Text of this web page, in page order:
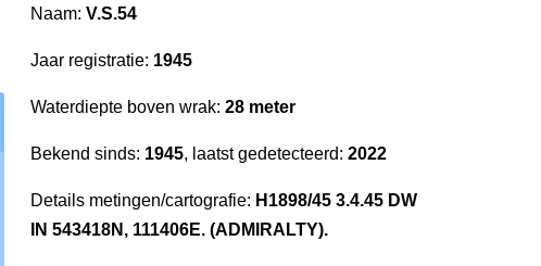
Naam: V.S.54
Jaar registratie: 1945
Waterdiepte boven wrak: 28 meter
Bekend sinds: 1945, laatst gedetecteerd: 2022
Details metingen/cartografie: H1898/45 3.4.45 DW
IN 543418N, 111406E. (ADMIRALTY).